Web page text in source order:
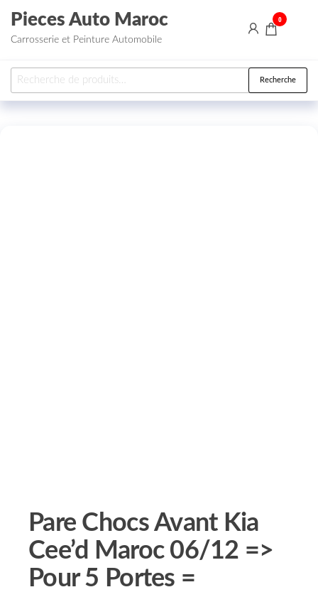
Aller au contenu
Pieces Auto Maroc
Carrosserie et Peinture Automobile
0
Recherche pour : Recherche
Pare Chocs Avant Kia
Cee’d Maroc 06/12 =>
Pour 5 Portes =